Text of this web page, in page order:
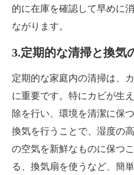
的に在庫を確認して早めに
ながります。
3.定期的な清掃と換気
定期的な家庭内の清掃は、
に重要です。特にカビが生
除を行い、環境を清潔に保
換気を行うことで、湿度の
の空気を新鮮なものに保つ
る、換気扇を使うなど、簡